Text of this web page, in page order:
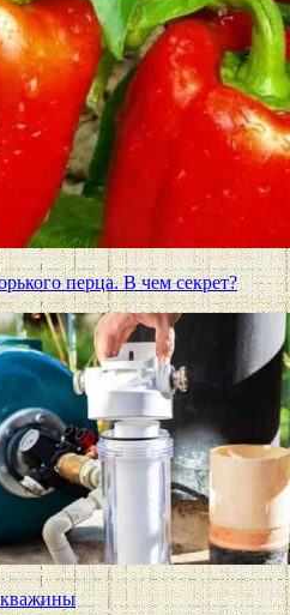
перца. В чем секрет?